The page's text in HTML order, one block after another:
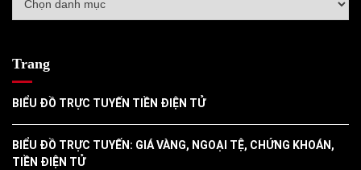
mục
Trang
BIỂU ĐỒ TRỰC TUYẾN TIỀN ĐIỆN TỬ
BIỂU ĐỒ TRỰC TUYẾN: GIÁ VÀNG, NGOẠI TỆ, CHỨNG KHOÁN,
TIỀN ĐIỆN TỬ